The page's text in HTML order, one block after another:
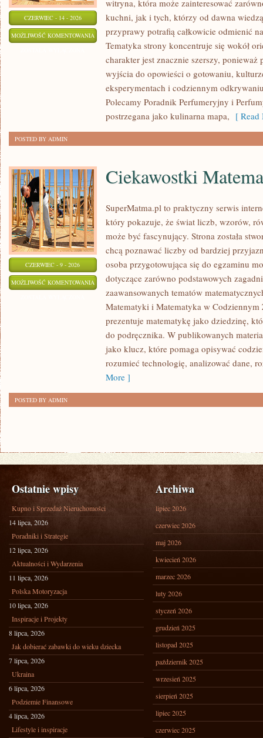
CZERWIEC - 14 - 2026
MOŻLIWOŚĆ KOMENTOWANIA PERFUMY
DAMSKIE
witryna, która może zainteresować
kuchni, jak i tych, którzy od dawna
przyprawy potrafią całkowicie odmienić
Tematyka strony koncentruje się wokół
charakter jest znacznie szerszy,
wyjścia do opowieści o gotowaniu,
eksperymentach i codziennym
Polecamy Poradnik Perfumeryjny i
postrzegana jako kulinarna mapa, [ Read
POSTED BY ADMIN
CZERWIEC - 9 - 2026
MOŻLIWOŚĆ KOMENTOWANIA CIEKAWOSTKI
MATEMATYCZNE
Ciekawostki
SuperMatma.pl to praktyczny serwis
który pokazuje, że świat liczb, wzorów,
może być fascynujący. Strona została
chcą poznawać liczby od bardziej
osoba przygotowująca się do egzaminu
dotyczące zarówno podstawowych
zaawansowanych tematów
Matematyki i Matematyka w Codziennym
prezentuje matematykę jako dziedzinę,
do podręcznika. W publikowanych
jako klucz, które pomaga opisywać
rozumieć technologię, analizować dane,
More ]
POSTED BY ADMIN
Ostatnie wpisy
Kupno i Sprzedaż Nieruchomości
14 lipca, 2026
Poradniki i Strategie
12 lipca, 2026
Aktualności i Wydarzenia
11 lipca, 2026
Polska Motoryzacja
10 lipca, 2026
Inspiracje i Projekty
8 lipca, 2026
Jak dobierać zabawki do wieku dziecka
7 lipca, 2026
Ukraina
6 lipca, 2026
Podziemie Finansowe
4 lipca, 2026
Lifestyle i inspiracje
Archiwa
lipiec 2026
czerwiec 2026
maj 2026
kwiecień 2026
marzec 2026
luty 2026
styczeń 2026
grudzień 2025
listopad 2025
październik 2025
wrzesień 2025
sierpień 2025
lipiec 2025
czerwiec 2025